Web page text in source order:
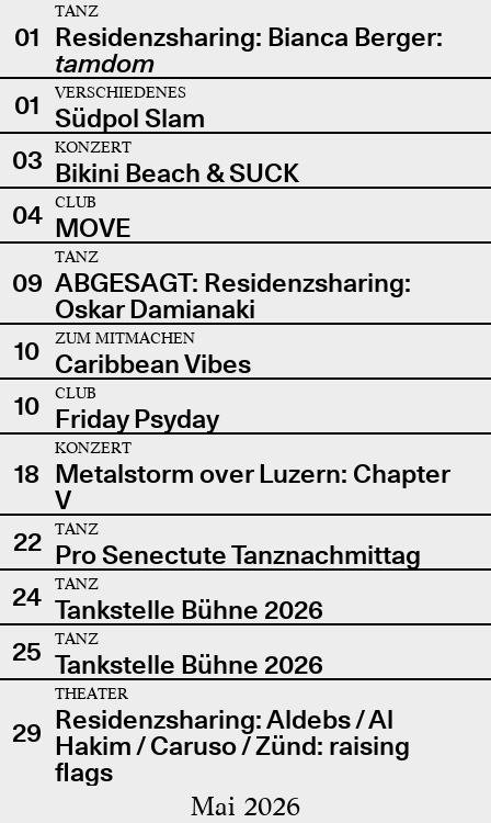
01
TANZ
Residenzsharing: Bianca Berger:
tamdom
01
VERSCHIEDENES
Südpol Slam
03
KONZERT
Bikini Beach & SUCK
04
CLUB
MOVE
09
TANZ
ABGESAGT: Residenzsharing:
Oskar Damianaki
10
ZUM MITMACHEN
Caribbean Vibes
10
CLUB
Friday Psyday
18
KONZERT
Metalstorm over Luzern: Chapter
V
22
TANZ
Pro Senectute Tanznachmittag
24
TANZ
Tankstelle Bühne 2026
25
TANZ
Tankstelle Bühne 2026
29
THEATER
Residenzsharing: Aldebs / Al
Hakim / Caruso / Zünd: raising
flags
Mai 2026